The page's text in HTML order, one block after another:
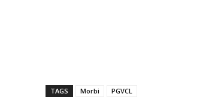
TAGS Morbi PGVCL